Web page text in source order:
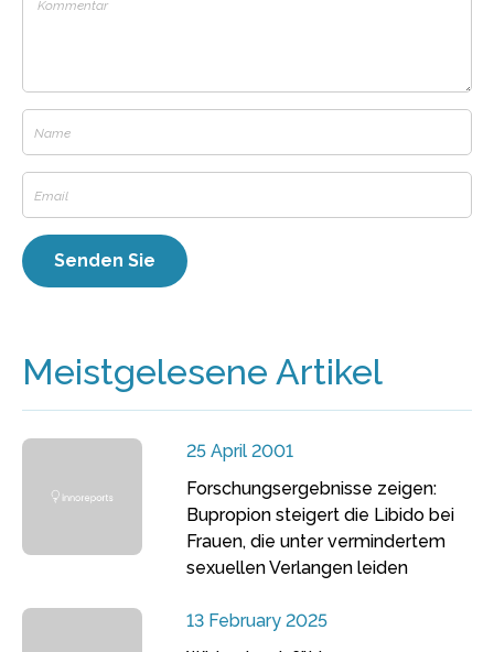
Meistgelesene Artikel
25 April 2001
Forschungsergebnisse zeigen:
Bupropion steigert die Libido bei
Frauen, die unter vermindertem
sexuellen Verlangen leiden
13 February 2025